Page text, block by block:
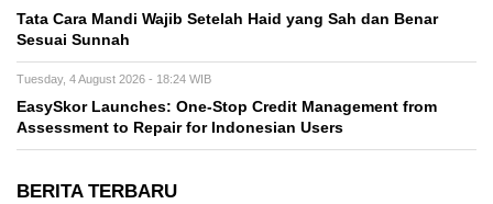
Tata Cara Mandi Wajib Setelah Haid yang Sah dan Benar
Sesuai Sunnah
Tuesday, 4 August 2026 - 18:24 WIB
EasySkor Launches: One-Stop Credit Management from
Assessment to Repair for Indonesian Users
BERITA TERBARU